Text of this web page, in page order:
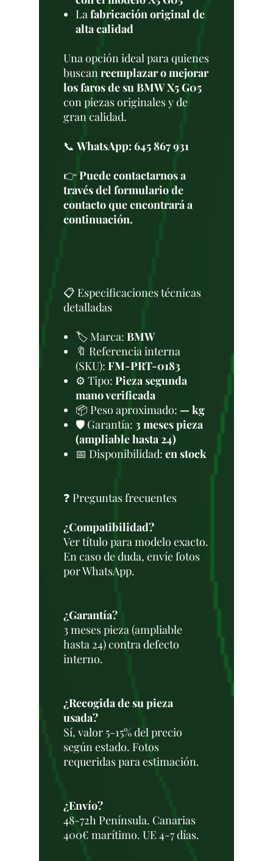
Lafabricación original de
alta calidad
Una opción ideal para quienes
buscanreemplazar o mejorar
los faros de su BMW X5 G05
con piezas originales y de
gran calidad.
📞 WhatsApp: 645 867 931
👉Puede contactarnos a
través del formulario de
contacto que encontrará a
continuación.
📋 Especificaciones técnicas
detalladas
🏷️ Marca: BMW
🔖 Referencia interna
(SKU): FM-PRT-0183
⚙️ Tipo: Pieza segunda
mano verificada
📦 Peso aproximado: — kg
🛡️ Garantía: 3 meses pieza
(ampliable hasta 24)
📅 Disponibilidad: en stock
❓ Preguntas frecuentes
¿Compatibilidad?
Ver título para modelo exacto.
En caso de duda, envíe fotos
por WhatsApp.
¿Garantía?
3 meses pieza (ampliable
hasta 24) contra defecto
interno.
¿Recogida de su pieza
usada?
Sí, valor 5-15% del precio
según estado. Fotos
requeridas para estimación.
¿Envío?
48-72h Península. Canarias
400€ marítimo. UE 4-7 días.